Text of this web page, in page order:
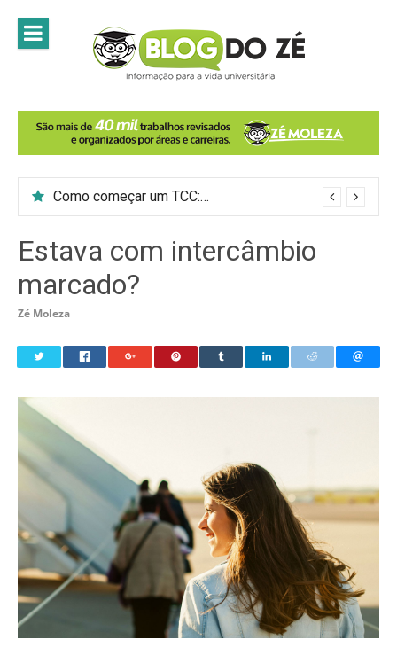
content
Como começar um TCC: 7 passos para introduzir o tema do trabalho
Estava com intercâmbio
marcado?
Zé Moleza